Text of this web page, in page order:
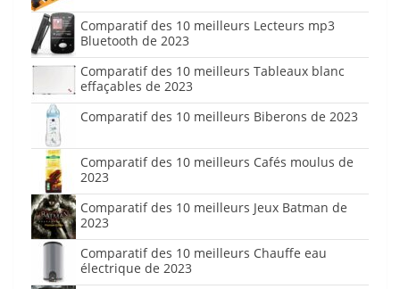
Comparatif des 10 meilleurs Lecteurs mp3
Bluetooth de 2023
Comparatif des 10 meilleurs Tableaux blanc
effaçables de 2023
Comparatif des 10 meilleurs Biberons de 2023
Comparatif des 10 meilleurs Cafés moulus de
2023
Comparatif des 10 meilleurs Jeux Batman de
2023
Comparatif des 10 meilleurs Chauffe eau
électrique de 2023